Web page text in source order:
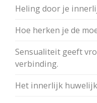
Heling door je
Hoe herken je de
Sensualiteit geeft
verbinding.
Het innerlijk